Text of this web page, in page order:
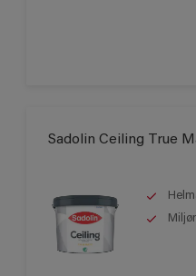
Sadolin Ceiling True